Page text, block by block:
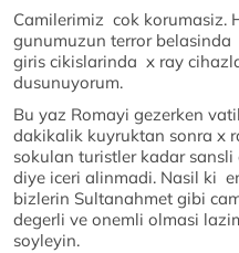
Camilerimiz cok korumasiz.
gunumuzun terror
giris cikislarinda x ray
dusunuyorum.
Bu yaz Romayi gezerken
dakikalik kuyruktan sonra x
sokulan turistler kadar
diye iceri alinmadi. Nasil ki
bizlerin Sultanahmet gibi
degerli ve onemli olmasi
soyleyin.